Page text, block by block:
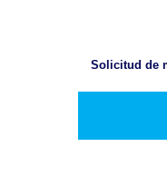
Solicitud de